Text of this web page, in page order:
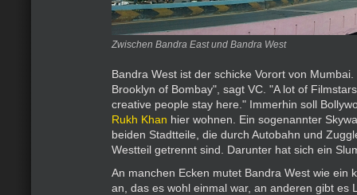
Zwischen Bandra East und Bandra West
Bandra West ist der schicke Vorort von
Brooklyn of Bombay", sagt VC. "A lot of
creative people stay here." Immerhin soll
Rukh Khan hier wohnen. Ein sogenannter
beiden Stadtteile, die durch Autobahn und
Westteil getrennt sind. Darunter hat sich ein
An manchen Ecken mutet Bandra West wie ein
an, das es wohl einmal war, an anderen gibt es